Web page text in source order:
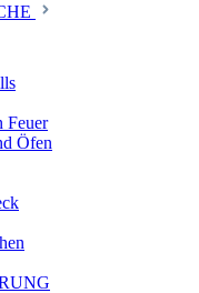
Feuer
Öfen